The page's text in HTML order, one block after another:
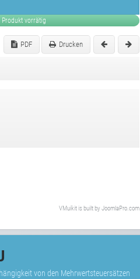
Produkt vorrätig
PDF Drucken
VMuikit is built by JoomlaPro.com
von den Mehrwertsteuersätzen